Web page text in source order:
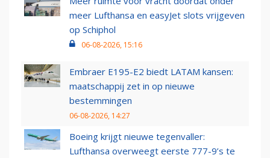
meer Lufthansa en easyJet slots vrijgeven
op Schiphol
06-08-2026, 15:16
Embraer E195-E2 biedt LATAM kansen:
maatschappij zet in op nieuwe
bestemmingen
06-08-2026, 14:27
Boeing krijgt nieuwe tegenvaller:
Lufthansa overweegt eerste 777-9’s te